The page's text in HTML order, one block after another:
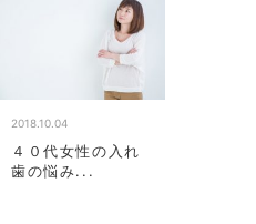
2018.10.04
４０代女性の入れ
歯の悩み...